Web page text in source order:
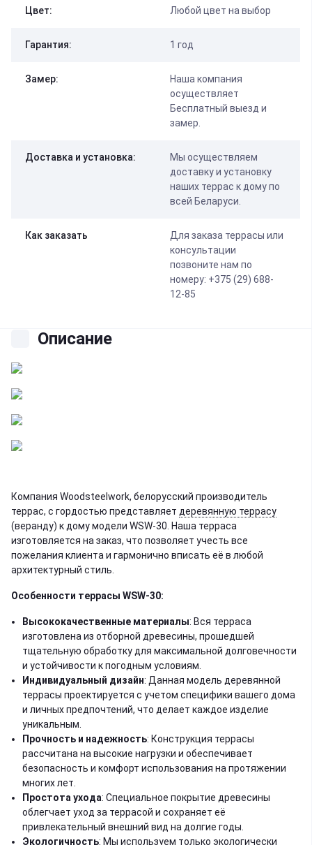
Цвет: Любой цвет на выбор
Гарантия: 1 год
Замер:
Наша компания
осуществляет
Бесплатный выезд и
замер.
Доставка и установка:
Мы осуществляем
доставку и установку
наших террас к дому по
всей Беларуси.
Как заказать
Для заказа террасы или
консультации
позвоните нам по
номеру: +375 (29) 688-
12-85
Описание
Компания Woodsteelwork, белорусский производитель
террас, с гордостью представляет деревянную террасу
(веранду) к дому модели WSW-30. Наша терраса
изготовляется на заказ, что позволяет учесть все
пожелания клиента и гармонично вписать её в любой
архитектурный стиль.
Особенности террасы WSW-30:
Высококачественные материалы: Вся терраса
изготовлена из отборной древесины, прошедшей
тщательную обработку для максимальной долговечности
и устойчивости к погодным условиям.
Индивидуальный дизайн: Данная модель деревянной
террасы проектируется с учетом специфики вашего дома
и личных предпочтений, что делает каждое изделие
уникальным.
Прочность и надежность: Конструкция террасы
рассчитана на высокие нагрузки и обеспечивает
безопасность и комфорт использования на протяжении
многих лет.
Простота ухода: Специальное покрытие древесины
облегчает уход за террасой и сохраняет её
привлекательный внешний вид на долгие годы.
Экологичность: Мы используем только экологически